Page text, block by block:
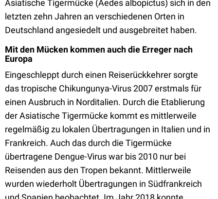
Asiatische Tigermücke (Aedes albopictus) sich in den
letzten zehn Jahren an verschiedenen Orten in
Deutschland angesiedelt und ausgebreitet haben.
Mit den Mücken kommen auch die Erreger nach
Europa
Eingeschleppt durch einen Reiserückkehrer sorgte
das tropische Chikungunya-Virus 2007 erstmals für
einen Ausbruch in Norditalien. Durch die Etablierung
der Asiatische Tigermücke kommt es mittlerweile
regelmäßig zu lokalen Übertragungen in Italien und in
Frankreich. Auch das durch die Tigermücke
übertragene Dengue-Virus war bis 2010 nur bei
Reisenden aus den Tropen bekannt. Mittlerweile
wurden wiederholt Übertragungen in Südfrankreich